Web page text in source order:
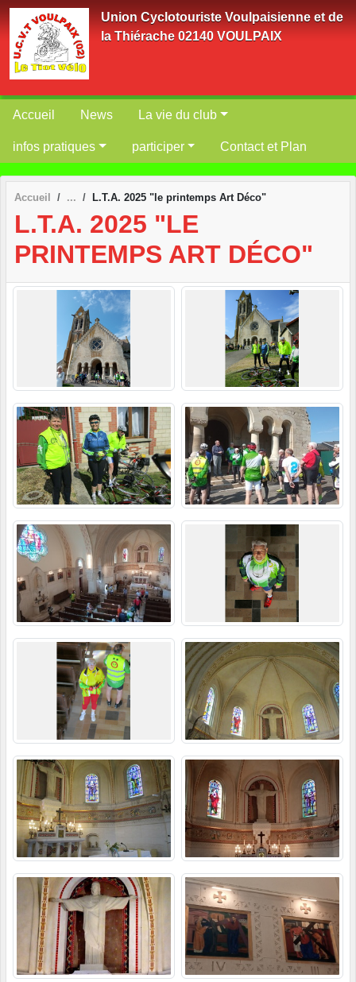
Union Cyclotouriste Voulpaisienne et de
la Thiérache 02140 VOULPAIX
Accueil News La vie du club
infos pratiques participer Contact et Plan
Accueil L.T.A. 2025 "le printemps Art Déco"
L.T.A. 2025 "LE
PRINTEMPS ART DÉCO"
Panneau de gestion des cookies